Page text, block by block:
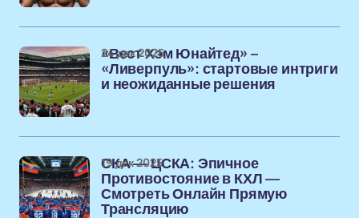
«Вест Хэм Юнайтед» –
«Ливерпуль»: стартовые интриги
и неожиданные решения
24 дек 2025
СКА — ЦСКА: Эпичное
Противостояние в КХЛ —
Смотреть Онлайн Прямую
Трансляцию
19 дек 2025